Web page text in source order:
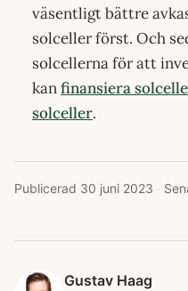
väsentligt bättre
solceller först. Och
solcellerna för att
kanfinansiera
solceller.
Publicerad 30 juni 2023 ·
Gustav Haag